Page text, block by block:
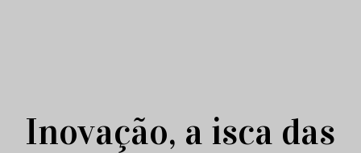
Inovação, a isca das